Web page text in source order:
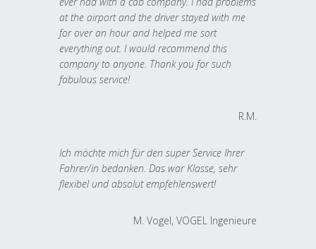
at the airport and the driver stayed with me
for over an hour and helped me sort
everything out. I would recommend this
company to anyone. Thank you for such
fabulous service!
R.M.
Ich möchte mich für den super Service Ihrer
Fahrer/in bedanken. Das war Klasse, sehr
flexibel und absolut empfehlenswert!
M. Vogel, VOGEL Ingenieure